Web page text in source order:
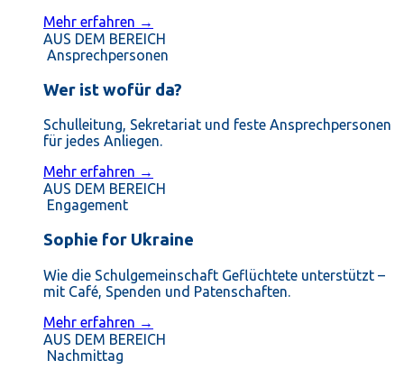
Mehr erfahren →
AUS DEM BEREICH
Ansprechpersonen
Wer ist wofür da?
Schulleitung, Sekretariat und feste Ansprechpersonen
für jedes Anliegen.
Mehr erfahren →
AUS DEM BEREICH
Engagement
Sophie for Ukraine
Wie die Schulgemeinschaft Geflüchtete unterstützt –
mit Café, Spenden und Patenschaften.
Mehr erfahren →
AUS DEM BEREICH
Nachmittag